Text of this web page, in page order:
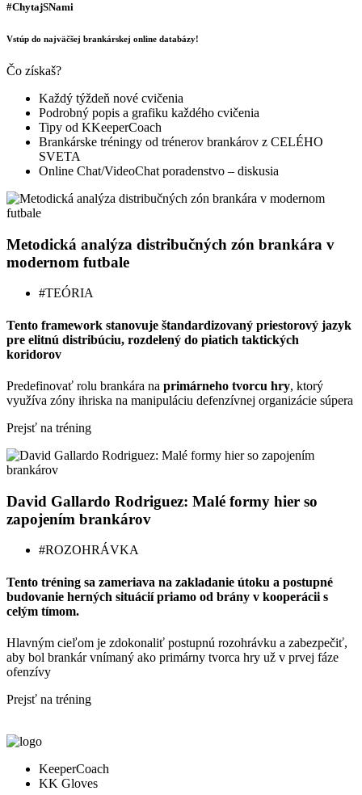
#ChytajSNami
Vstúp do najväčšej brankárskej online databázy!
Čo získaš?
Každý týždeň nové cvičenia
Podrobný popis a grafiku každého cvičenia
Tipy od KKeeperCoach
Brankárske tréningy od trénerov brankárov z CELÉHO
SVETA
Online Chat/VideoChat poradenstvo – diskusia
Metodická analýza distribučných zón brankára v
modernom futbale
#TEÓRIA
Tento framework stanovuje štandardizovaný priestorový jazyk
pre elitnú distribúciu, rozdelený do piatich taktických
koridorov
Predefinovať rolu brankára na primárneho tvorcu hry, ktorý
využíva zóny ihriska na manipuláciu defenzívnej organizácie súpera
Prejsť na tréning
David Gallardo Rodriguez: Malé formy hier so
zapojením brankárov
#ROZOHRÁVKA
Tento tréning sa zameriava na zakladanie útoku a postupné
budovanie herných situácií priamo od brány v kooperácii s
celým tímom.
Hlavným cieľom je zdokonaliť postupnú rozohrávku a zabezpečiť,
aby bol brankár vnímaný ako primárny tvorca hry už v prvej fáze
ofenzívy
Prejsť na tréning
KeeperCoach
KK Gloves